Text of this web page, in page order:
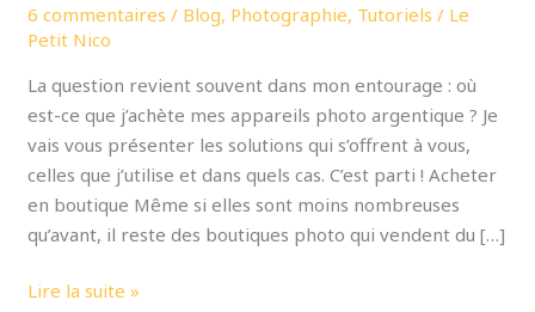
6 commentaires / Blog, Photographie, Tutoriels / Le
Petit Nico
La question revient souvent dans mon entourage : où
est-ce que j’achète mes appareils photo argentique ? Je
vais vous présenter les solutions qui s’offrent à vous,
celles que j’utilise et dans quels cas. C’est parti ! Acheter
en boutique Même si elles sont moins nombreuses
qu’avant, il reste des boutiques photo qui vendent du […]
Lire la suite »